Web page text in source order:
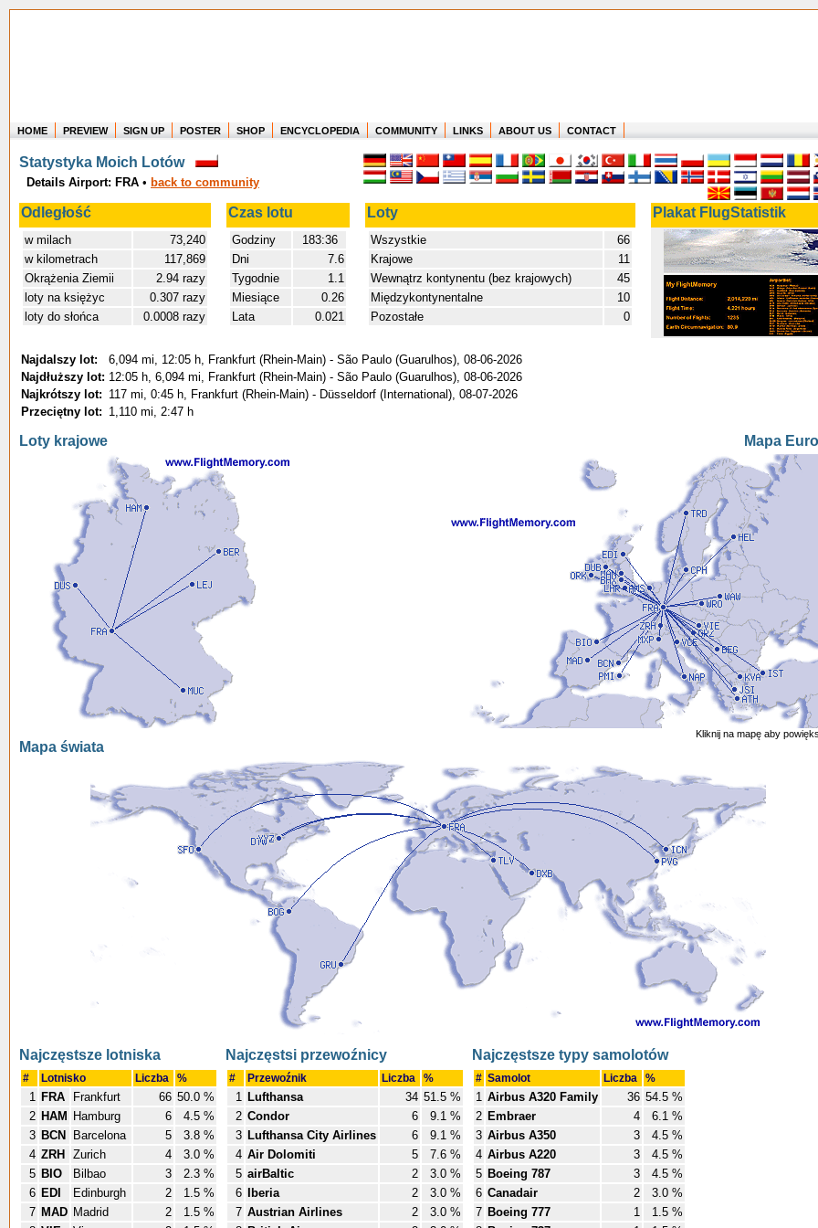
Where in the world have you flown?
How long have you been in the air?
Create your own FlightMemory and see!
HOME PREVIEW SIGN UP POSTER SHOP ENCYCLOPEDIA COMMUNITY LINKS ABOUT US CONTACT
Statystyka Moich Lotów
Details Airport: FRA • back to community
Odległość Czas lotu Loty Plakat FlugStatistik
w milach
73,240
w kilometrach
117,869
Okrążenia Ziemii
2.94 razy
loty na księżyc
0.307 razy
loty do słońca
0.0008 razy
Godziny
183:36
Dni
7.6
Tygodnie
1.1
Miesiące
0.26
Lata
0.021
Wszystkie
66
Krajowe
11
Wewnątrz kontynentu (bez krajowych)
45
Międzykontynentalne
10
Pozostałe
0
Najdalszy lot:
6,094 mi, 12:05 h, Frankfurt (Rhein-Main) - São Paulo (Guarulhos), 08-06-2026
Najdłuższy lot: 12:05 h, 6,094 mi, Frankfurt (Rhein-Main) - São Paulo (Guarulhos), 08-06-2026
Najkrótszy lot: 117 mi, 0:45 h, Frankfurt (Rhein-Main) - Düsseldorf (International), 08-07-2026
Przeciętny lot: 1,110 mi, 2:47 h
Loty krajowe Mapa
Kliknij na mapę aby
Mapa świata
Najczęstsze lotniska
# Lotnisko Liczba %
1 FRA Frankfurt 66 50.0 %
2 HAM Hamburg 6
4.5 %
3 BCN Barcelona 5
3.8 %
4 ZRH Zurich 4
3.0 %
5 BIO Bilbao 3
2.3 %
6 EDI Edinburgh 2
1.5 %
7 MAD Madrid 2
1.5 %
Najczęstsi przewoźnicy
# Przewoźnik Liczba %
1 Lufthansa 34 51.5 %
2 Condor 6
9.1 %
3 Lufthansa City Airlines 6
9.1 %
4 Air Dolomiti 5
7.6 %
5 airBaltic 2
3.0 %
6
Iberia 2
3.0 %
7 Austrian Airlines 2
3.0 %
Najczęstsze typy samolotów
# Samolot Liczba %
1 Airbus A320 Family 36 54.5 %
2 Embraer 4
6.1 %
3 Airbus A350 3
4.5 %
4 Airbus A220 3
4.5 %
5 Boeing 787 3
4.5 %
6 Canadair 2
3.0 %
7 Boeing 777 1
1.5 %